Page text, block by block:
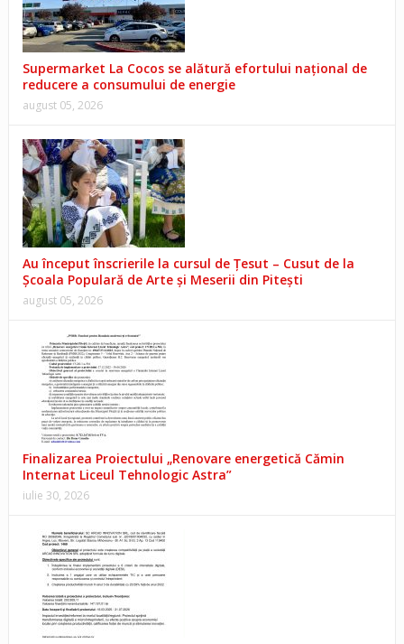
Supermarket La Cocos se alătură efortului național de
reducere a consumului de energie
august 05, 2026
Au început înscrierile la cursul de Țesut – Cusut de la
Școala Populară de Arte și Meserii din Pitești
august 05, 2026
Finalizarea Proiectului „Renovare energetică Cămin
Internat Liceul Tehnologic Astra”
iulie 30, 2026